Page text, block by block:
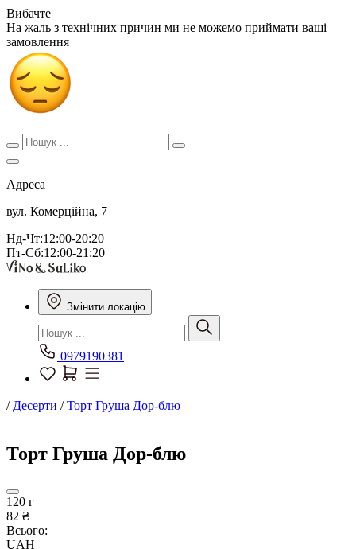
Вибачте
На жаль з технічних причин ми не можемо приймати ваші
замовлення
Адреса
вул. Комерційна, 7
Нд-Чт:12:00-20:20
Пт-Сб:12:00-21:20
Змінити локацію
0979190381
/ Десерти /Торт Груша Дор-блю
Торт Груша Дор-блю
120 г
82 ₴
Всього:
UAH